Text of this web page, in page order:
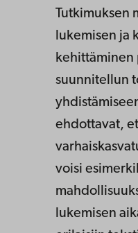
Tutkimuksen
lukemisen ja
kehittäminen
suunnitellun
ehdottavat,
voisi
lukemisen